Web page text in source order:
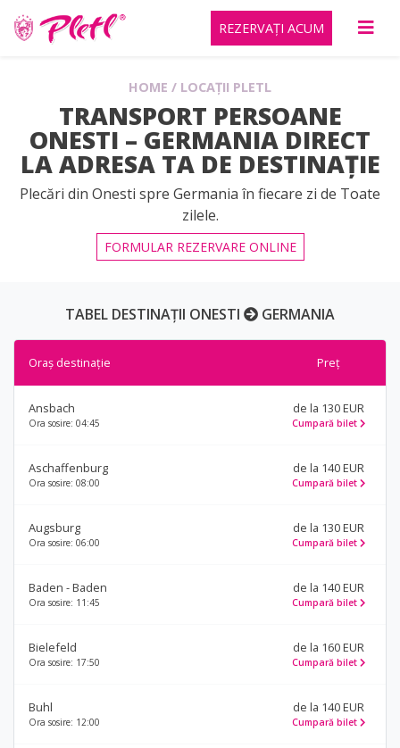
REZERVAȚI ACUM
HOME / LOCAȚII PLETL
TRANSPORT PERSOANE
ONESTI – GERMANIA DIRECT
LA ADRESA TA DE DESTINAȚIE
Plecări din Onesti spre Germania în fiecare zi de Toate
zilele.
FORMULAR REZERVARE ONLINE
TABEL DESTINAȚII ONESTI GERMANIA
Oraș destinație Preț
Ansbach
Ora sosire: 04:45
de la 130 EUR
Cumpară bilet
Aschaffenburg
Ora sosire: 08:00
de la 140 EUR
Cumpară bilet
Augsburg
Ora sosire: 06:00
de la 130 EUR
Cumpară bilet
Baden - Baden
Ora sosire: 11:45
de la 140 EUR
Cumpară bilet
Bielefeld
Ora sosire: 17:50
de la 160 EUR
Cumpară bilet
Buhl
Ora sosire: 12:00
de la 140 EUR
Cumpară bilet